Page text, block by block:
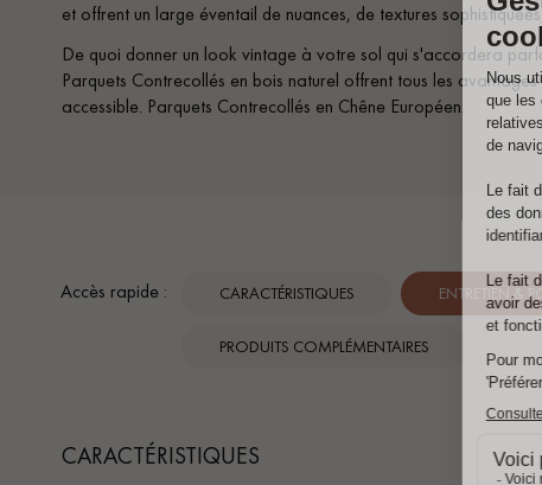
et offrent un large éventail de nuances, de textures
De quoi donner un look vintage à votre sol qui s'accordera
Parquets Contrecollés en bois naturel offrent tous les
accessible. Parquets Contrecollés en Chêne Européen.
Accès rapide : CARACTÉRISTIQUES ENTRETIEN &
PRODUITS COMPLÉMENTAIRES
CARACTÉRISTIQUES